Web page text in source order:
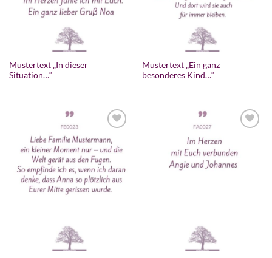
Mustertext „In dieser
Situation…“
Mustertext „Ein ganz
besonderes Kind…“